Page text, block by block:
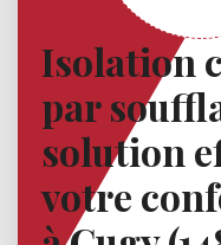
Isolation
par
solution
votre